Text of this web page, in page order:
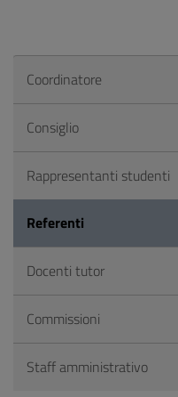
Coordinatore
Consiglio
Rappresentanti studenti
Referenti
Docenti tutor
Commissioni
Staff amministrativo